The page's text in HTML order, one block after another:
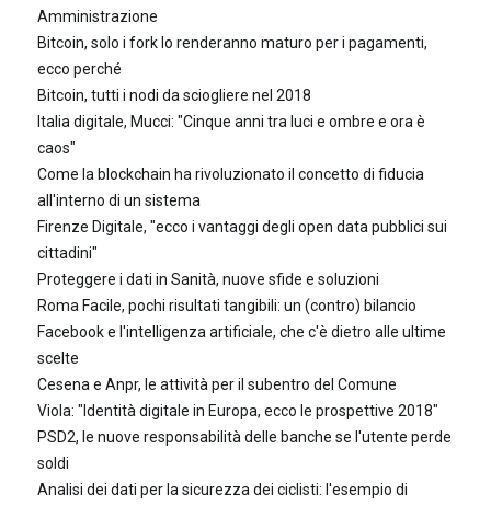
Amministrazione
Bitcoin, solo i fork lo renderanno maturo per i pagamenti,
ecco perché
Bitcoin, tutti i nodi da sciogliere nel 2018
Italia digitale, Mucci: "Cinque anni tra luci e ombre e ora è
caos"
Come la blockchain ha rivoluzionato il concetto di fiducia
all'interno di un sistema
Firenze Digitale, "ecco i vantaggi degli open data pubblici sui
cittadini"
Proteggere i dati in Sanità, nuove sfide e soluzioni
Roma Facile, pochi risultati tangibili: un (contro) bilancio
Facebook e l'intelligenza artificiale, che c'è dietro alle ultime
scelte
Cesena e Anpr, le attività per il subentro del Comune
Viola: "Identità digitale in Europa, ecco le prospettive 2018"
PSD2, le nuove responsabilità delle banche se l'utente perde
soldi
Analisi dei dati per la sicurezza dei ciclisti: l'esempio di